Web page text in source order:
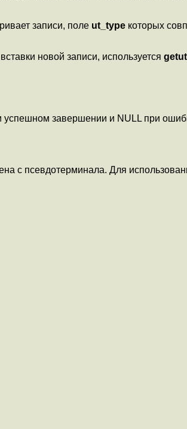
записи, поле ut_type которых
новой записи, используется
успешном завершении и NULL при
с псевдотерминала. Для